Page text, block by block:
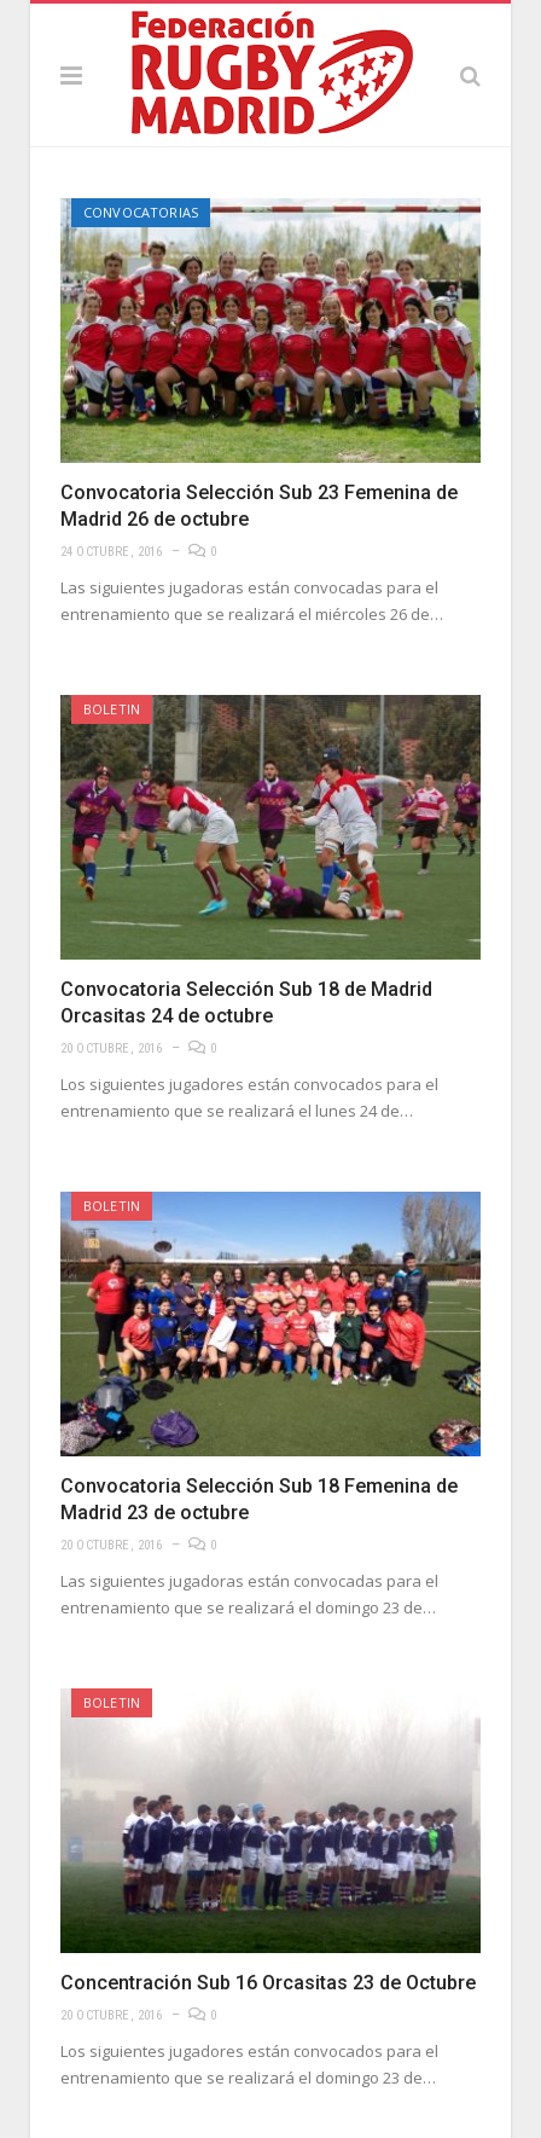
CONVOCATORIAS
Convocatoria Selección Sub 23 Femenina de
Madrid 26 de octubre
24 OCTUBRE, 2016 0
Las siguientes jugadoras están convocadas para el
entrenamiento que se realizará el miércoles 26 de…
BOLETIN
Convocatoria Selección Sub 18 de Madrid
Orcasitas 24 de octubre
20 OCTUBRE, 2016 0
Los siguientes jugadores están convocados para el
entrenamiento que se realizará el lunes 24 de…
BOLETIN
Convocatoria Selección Sub 18 Femenina de
Madrid 23 de octubre
20 OCTUBRE, 2016 0
Las siguientes jugadoras están convocadas para el
entrenamiento que se realizará el domingo 23 de…
BOLETIN
Concentración Sub 16 Orcasitas 23 de Octubre
20 OCTUBRE, 2016 0
Los siguientes jugadores están convocados para el
entrenamiento que se realizará el domingo 23 de…